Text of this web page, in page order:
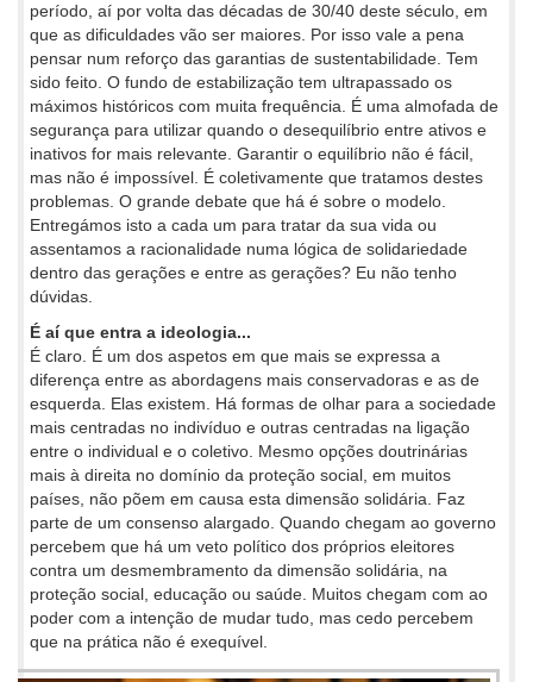
período, aí por volta das décadas de 30/40 deste século, em
que as dificuldades vão ser maiores. Por isso vale a pena
pensar num reforço das garantias de sustentabilidade. Tem
sido feito. O fundo de estabilização tem ultrapassado os
máximos históricos com muita frequência. É uma almofada de
segurança para utilizar quando o desequilíbrio entre ativos e
inativos for mais relevante. Garantir o equilíbrio não é fácil,
mas não é impossível. É coletivamente que tratamos destes
problemas. O grande debate que há é sobre o modelo.
Entregámos isto a cada um para tratar da sua vida ou
assentamos a racionalidade numa lógica de solidariedade
dentro das gerações e entre as gerações? Eu não tenho
dúvidas.
É aí que entra a ideologia...
É claro. É um dos aspetos em que mais se expressa a
diferença entre as abordagens mais conservadoras e as de
esquerda. Elas existem. Há formas de olhar para a sociedade
mais centradas no indivíduo e outras centradas na ligação
entre o individual e o coletivo. Mesmo opções doutrinárias
mais à direita no domínio da proteção social, em muitos
países, não põem em causa esta dimensão solidária. Faz
parte de um consenso alargado. Quando chegam ao governo
percebem que há um veto político dos próprios eleitores
contra um desmembramento da dimensão solidária, na
proteção social, educação ou saúde. Muitos chegam com ao
poder com a intenção de mudar tudo, mas cedo percebem
que na prática não é exequível.